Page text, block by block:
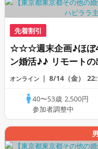
先着割引
☆☆☆週末企画♪ほぼ
ン婚活♪♪ リモート
ちで乾杯しませんか
PARTY!!
オンライン 8/14（金）
40〜53歳 2,500円
参加者調整中